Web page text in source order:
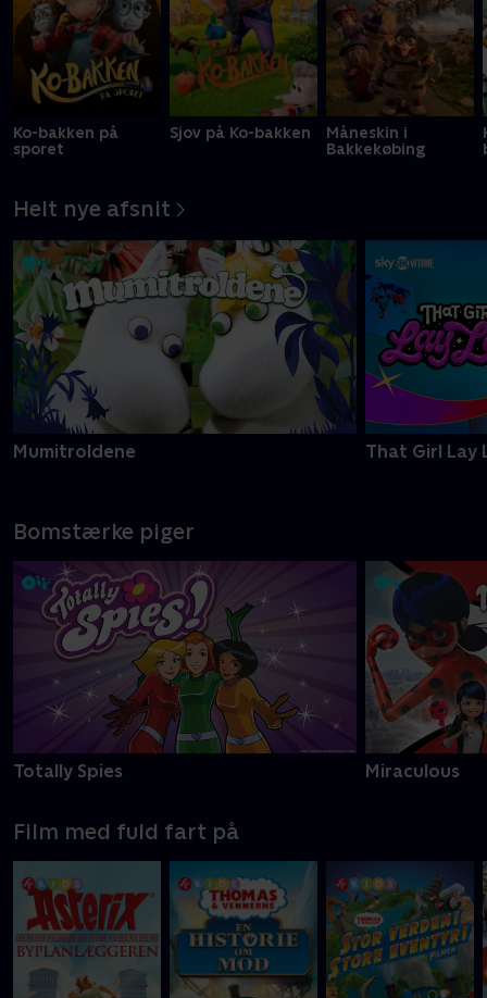
Ko-bakken på
sporet
Sjov på Ko-bakken
Måneskin i
Bakkekøbing
Helt nye afsnit
Mumitroldene That Girl Lay
Bomstærke piger
Totally Spies Miraculous
Film med fuld fart på